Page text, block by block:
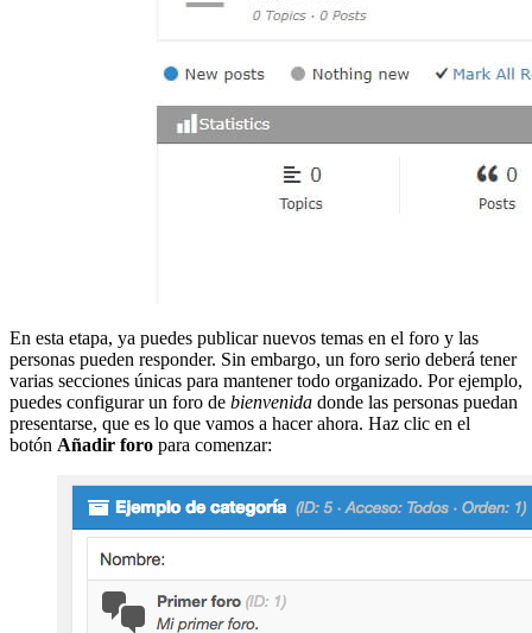
En esta etapa, ya puedes publicar nuevos temas en el foro y las
personas pueden responder. Sin embargo, un foro serio deberá tener
varias secciones únicas para mantener todo organizado. Por ejemplo,
puedes configurar un foro de bienvenida donde las personas puedan
presentarse, que es lo que vamos a hacer ahora. Haz clic en el
botón Añadir foro para comenzar: